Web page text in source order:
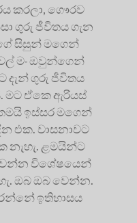
කරලා, ගෞරව
ගුරු ජීවිතය ගැන
සිසුන් මගෙන්
මං ඔවුන්ගෙන්
දැන් ගුරු ජීවිතය
මට ඒකෙ ඇරියස්
තමයි ඉස්සර මගෙන්
එක. වාසනාවට
නැහැ. ළමයින්ට
විශේෂයෙන්
ඔබ ඔබ වෙන්න.
ඉතිහාසය